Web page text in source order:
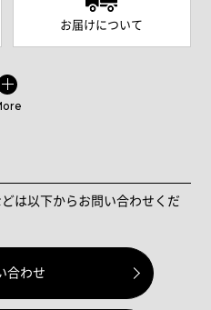
お届けについて
は以下からお問い合わせくだ
合わせ